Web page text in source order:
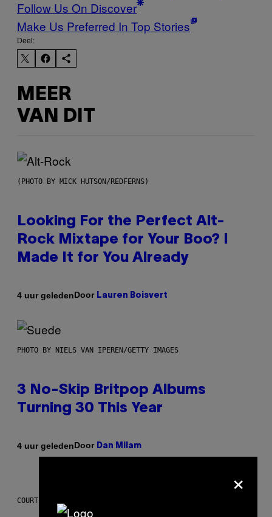
Follow Us On Discover
Make Us Preferred In Top Stories
Deel:
MEER
VAN DIT
(PHOTO BY MICK HUTSON/REDFERNS)
Looking For the Perfect Alt-
Rock Mixtape for Your Boo? I
Made It for You Already
4 uur geledenDoor Lauren Boisvert
PHOTO BY NIELS VAN IPEREN/GETTY IMAGES
3 No-Skip Britpop Albums
Turning 30 This Year
4 uur geledenDoor Dan Milam
COURTESY OF PUFFCO
×